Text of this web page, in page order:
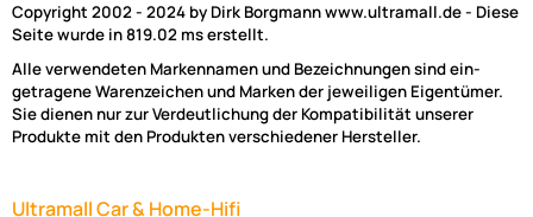
Copyright 2002 - 2024 by Dirk Borgmann www.ultramall.de - Diese
Seite wurde in 819.02 ms erstellt.
Alle verwendeten Markennamen und Bezeichnungen sind ein-
getragene Warenzeichen und Marken der jeweiligen Eigentümer.
Sie dienen nur zur Verdeutlichung der Kompatibilität unserer
Produkte mit den Produkten verschiedener Hersteller.
Ultramall Car & Home-Hifi